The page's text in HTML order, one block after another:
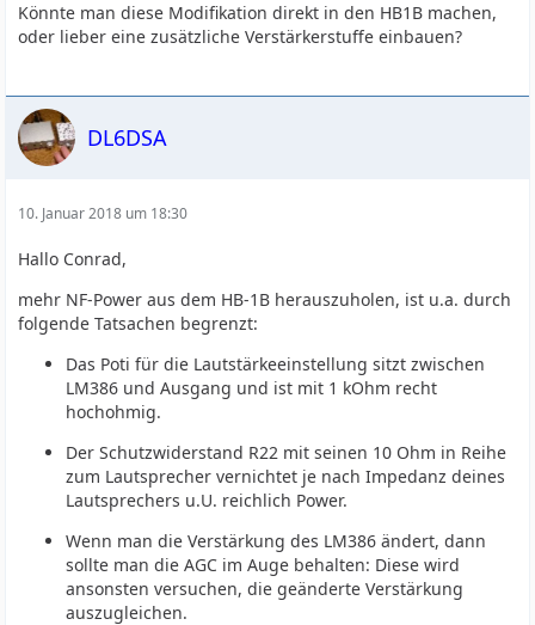
Könnte man diese Modifikation direkt in den HB1B machen,
oder lieber eine zusätzliche Verstärkerstuffe einbauen?
DL6DSA
10. Januar 2018 um 18:30
Hallo Conrad,
mehr NF-Power aus dem HB-1B herauszuholen, ist u.a. durch
folgende Tatsachen begrenzt:
Das Poti für die Lautstärkeeinstellung sitzt zwischen
LM386 und Ausgang und ist mit 1 kOhm recht
hochohmig.
Der Schutzwiderstand R22 mit seinen 10 Ohm in Reihe
zum Lautsprecher vernichtet je nach Impedanz deines
Lautsprechers u.U. reichlich Power.
Wenn man die Verstärkung des LM386 ändert, dann
sollte man die AGC im Auge behalten: Diese wird
ansonsten versuchen, die geänderte Verstärkung
auszugleichen.